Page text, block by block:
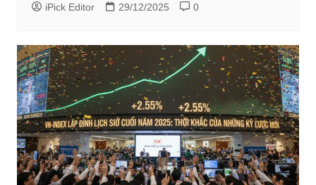
iPick Editor 29/12/2025 0